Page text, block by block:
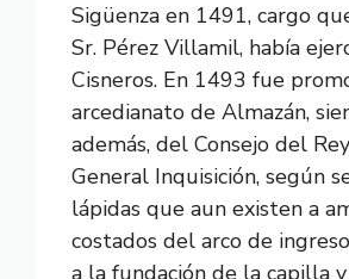
Sigüenza en 1491, cargo
Sr. Pérez Villamil, había
Cisneros. En 1493 fue
arcedianato de Almazán,
además, del Consejo del
General Inquisición, según
lápidas que aun existen a
costados del arco de
a la fundación de la capilla